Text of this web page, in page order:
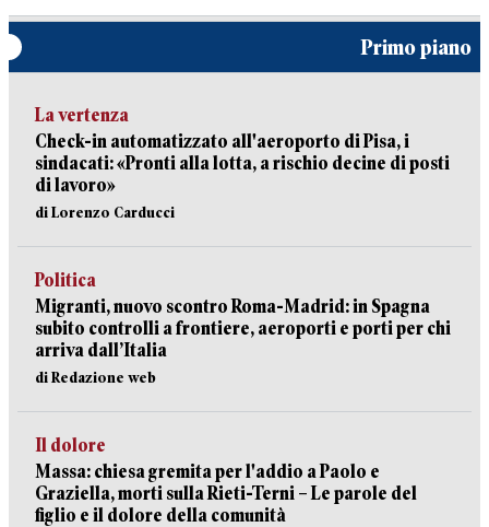
Primo piano
La vertenza
Check-in automatizzato all'aeroporto di Pisa, i
sindacati: «Pronti alla lotta, a rischio decine di posti
di lavoro»
di Lorenzo Carducci
Politica
Migranti, nuovo scontro Roma-Madrid: in Spagna
subito controlli a frontiere, aeroporti e porti per chi
arriva dall’Italia
di Redazione web
Il dolore
Massa: chiesa gremita per l'addio a Paolo e
Graziella, morti sulla Rieti-Terni – Le parole del
figlio e il dolore della comunità